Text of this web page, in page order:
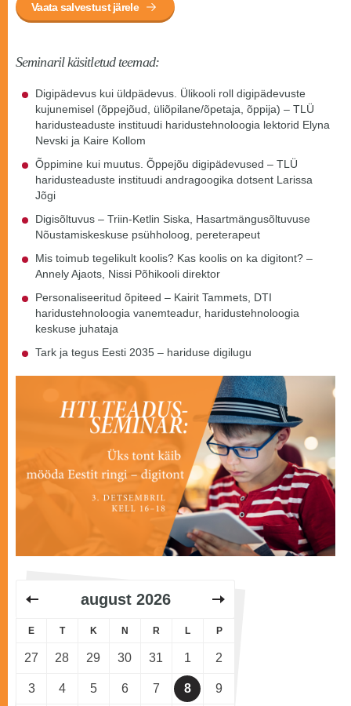
august 2026
E T K N R L P
27 28 29 30 31 1 2
3 4 5 6 7 8 9
Vaata salvestust järele
Seminaril käsitletud teemad:
Digipädevus kui üldpädevus. Ülikooli roll digipädevuste
kujunemisel (õppejõud, üliõpilane/õpetaja, õppija) – TLÜ
haridusteaduste instituudi haridustehnoloogia lektorid Elyna
Nevski ja Kaire Kollom
Õppimine kui muutus. Õppejõu digipädevused – TLÜ
haridusteaduste instituudi andragoogika dotsent Larissa
Jõgi
Digisõltuvus – Triin-Ketlin Siska, Hasartmängusõltuvuse
Nõustamiskeskuse psühholoog, pereterapeut
Mis toimub tegelikult koolis? Kas koolis on ka digitont? –
Annely Ajaots, Nissi Põhikooli direktor
Personaliseeritud õpiteed – Kairit Tammets, DTI
haridustehnoloogia vanemteadur, haridustehnoloogia
keskuse juhataja
Tark ja tegus Eesti 2035 – hariduse digilugu